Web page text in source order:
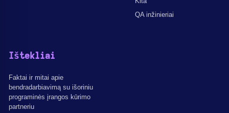
QA inžinieriai
Ištekliai
Faktai ir mitai apie
bendradarbiavimą su išoriniu
programinės įrangos kūrimo
partneriu